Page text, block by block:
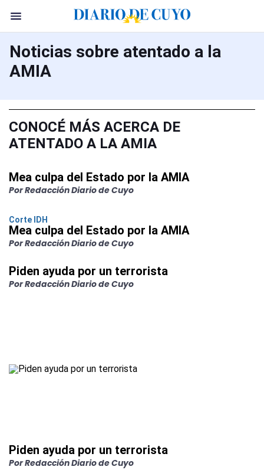
Noticias sobre atentado a la
AMIA
CONOCÉ MÁS ACERCA DE
ATENTADO A LA AMIA
Mea culpa del Estado por la AMIA
Por Redacción Diario de Cuyo
Corte IDH
Mea culpa del Estado por la AMIA
Por Redacción Diario de Cuyo
Piden ayuda por un terrorista
Por Redacción Diario de Cuyo
Piden ayuda por un terrorista
Por Redacción Diario de Cuyo